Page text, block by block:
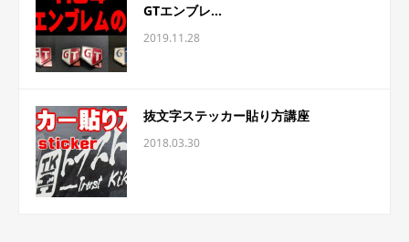
GTエンブレ...
2019.11.28
抜文字ステッカー貼り方講座
2018.03.30